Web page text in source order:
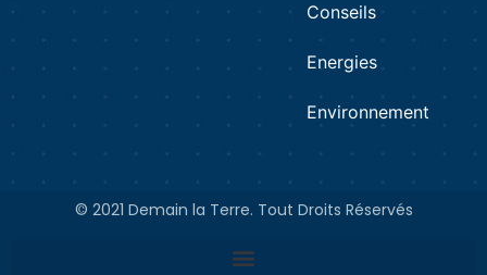
Conseils
Energies
Environnement
© 2021 Demain la Terre. Tout Droits Réservés